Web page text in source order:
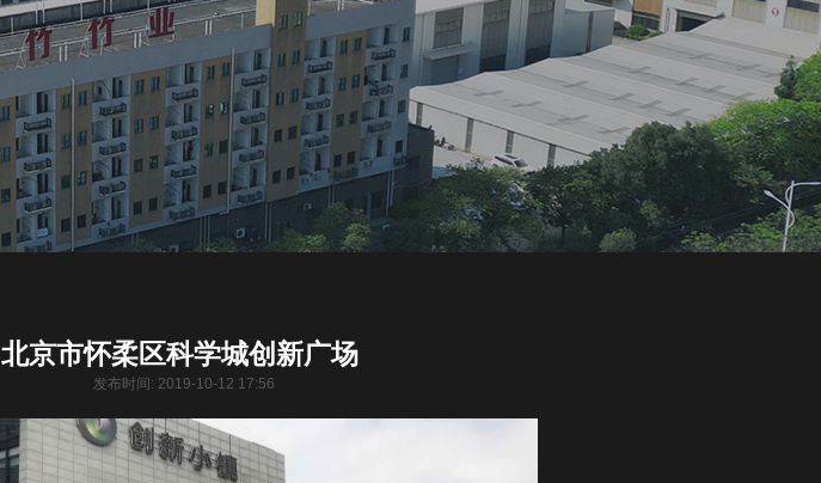
北京市怀柔区科学城创新广场
发布时间: 2019-10-12 17:56